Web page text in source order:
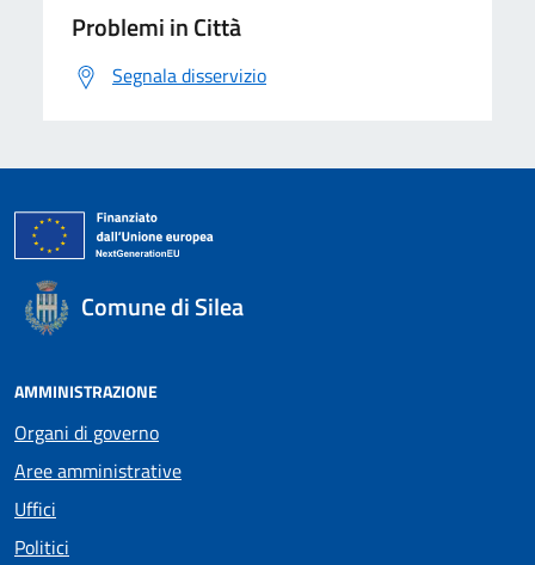
Problemi in Città
Segnala disservizio
Comune di Silea
AMMINISTRAZIONE
Organi di governo
Aree amministrative
Uffici
Politici